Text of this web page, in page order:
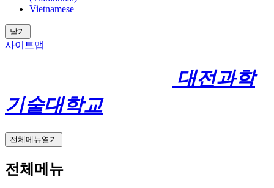
Vietnamese
닫기
사이트맵
대전과학
기술대학교
전체메뉴열기
전체메뉴